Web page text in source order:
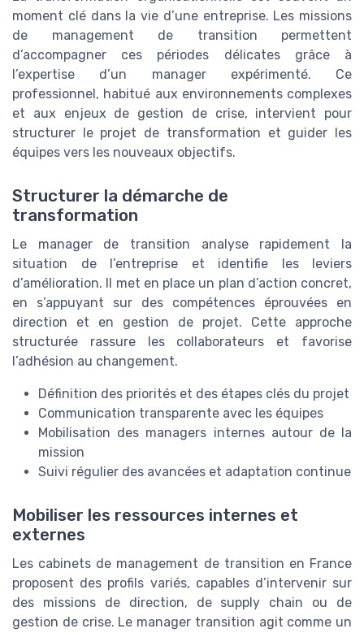
moment clé dans la vie d’une entreprise. Les missions
de management de transition permettent
d’accompagner ces périodes délicates grâce à
l’expertise d’un manager expérimenté. Ce
professionnel, habitué aux environnements complexes
et aux enjeux de gestion de crise, intervient pour
structurer le projet de transformation et guider les
équipes vers les nouveaux objectifs.
Structurer la démarche de
transformation
Le manager de transition analyse rapidement la
situation de l’entreprise et identifie les leviers
d’amélioration. Il met en place un plan d’action concret,
en s’appuyant sur des compétences éprouvées en
direction et en gestion de projet. Cette approche
structurée rassure les collaborateurs et favorise
l’adhésion au changement.
Définition des priorités et des étapes clés du projet
Communication transparente avec les équipes
Mobilisation des managers internes autour de la
mission
Suivi régulier des avancées et adaptation continue
Mobiliser les ressources internes et
externes
Les cabinets de management de transition en France
proposent des profils variés, capables d’intervenir sur
des missions de direction, de supply chain ou de
gestion de crise. Le manager transition agit comme un